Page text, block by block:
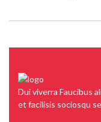
Dui viverra Faucibus
et facilisis sociosqu